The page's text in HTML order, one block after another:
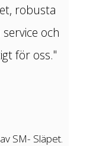
robusta
och
för oss."
SM- Släpet.